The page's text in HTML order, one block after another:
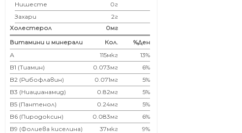
Нишесте
0г
Захари
2г
Холестерол
0мг
Витамини и минерали
Кол.
%Ден
А
115мкг
13%
B1 (Тиамин)
0.073мг
6%
B2 (Рибофлавин)
0.071мг
5%
B3 (Ниацианамид)
0.82мг
5%
B5 (Пантенол)
0.24мг
5%
B6 (Пиродоксин)
0.083мг
6%
B9 (Фолиева киселина)
37мкг
9%